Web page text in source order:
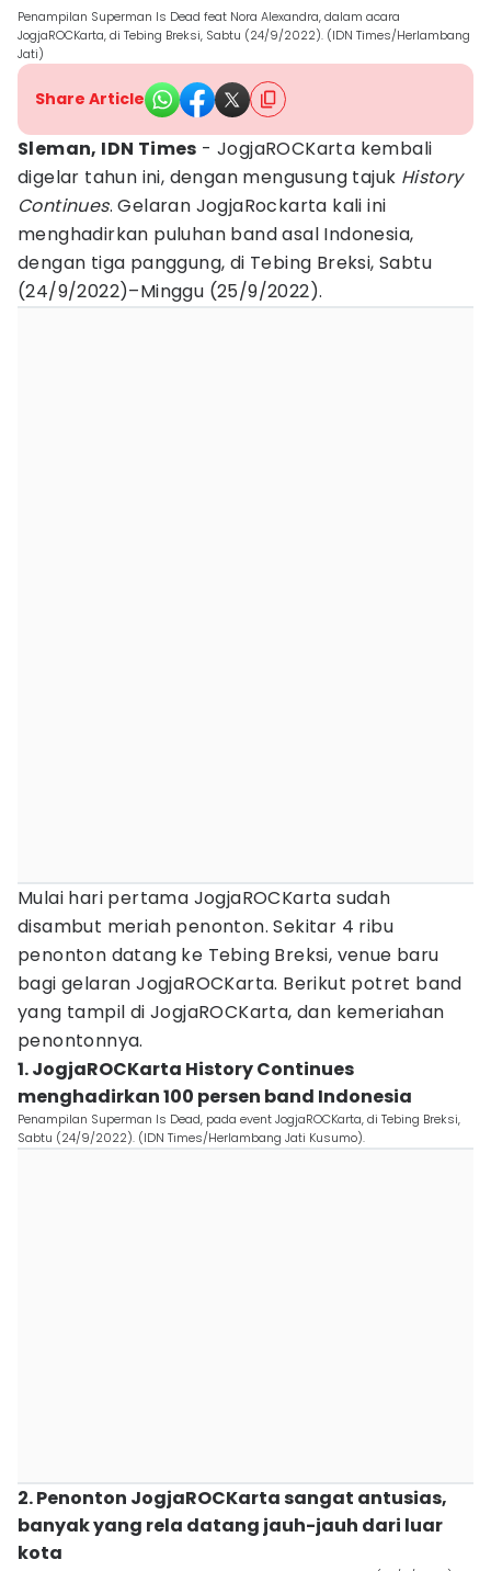
Penampilan Superman Is Dead feat Nora Alexandra, dalam acara
JogjaROCKarta, di Tebing Breksi, Sabtu (24/9/2022). (IDN Times/Herlambang
Jati)
Share Article
Sleman, IDN Times - JogjaROCKarta kembali
digelar tahun ini, dengan mengusung tajuk History
Continues. Gelaran JogjaRockarta kali ini
menghadirkan puluhan band asal Indonesia,
dengan tiga panggung, di Tebing Breksi, Sabtu
(24/9/2022)–Minggu (25/9/2022).
Mulai hari pertama JogjaROCKarta sudah
disambut meriah penonton. Sekitar 4 ribu
penonton datang ke Tebing Breksi, venue baru
bagi gelaran JogjaROCKarta. Berikut potret band
yang tampil di JogjaROCKarta, dan kemeriahan
penontonnya.
1. JogjaROCKarta History Continues
menghadirkan 100 persen band Indonesia
Penampilan Superman Is Dead, pada event JogjaROCKarta, di Tebing Breksi,
Sabtu (24/9/2022). (IDN Times/Herlambang Jati Kusumo).
2. Penonton JogjaROCKarta sangat antusias,
banyak yang rela datang jauh-jauh dari luar
kota